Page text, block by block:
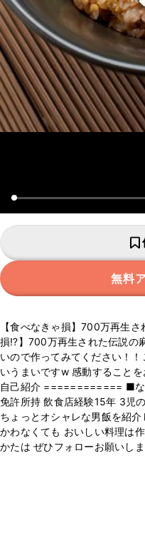
無料
【食べなきゃ損】700万再生
損⁉︎】700万再生された伝説の
いので作ってみてください！
いうまいですw 感動すること
自己紹介 ============ ■
免許所持 飲食店経験15年 3児
ちょっとオシャレな男飯を紹
かわなくても おいしい料理は
かたは ぜひフォローお願いし